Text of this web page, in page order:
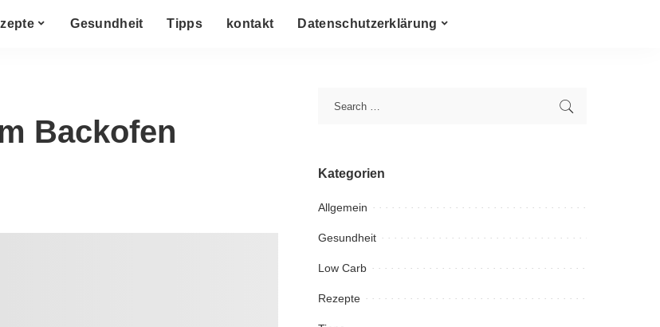
Gesundheit Tipps kontakt Datenschutzerklärung
Backofen
Kategorien
Allgemein
Gesundheit
Low Carb
Rezepte